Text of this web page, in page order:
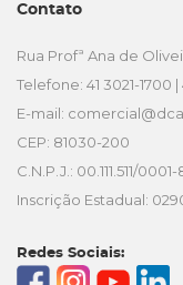
Contato
Rua Profª Ana de
Telefone: 41 3021-1700
E-mail:
CEP: 81030-200
C.N.P.J.: 00.111.511/
Inscrição Estadual:
Redes Sociais: